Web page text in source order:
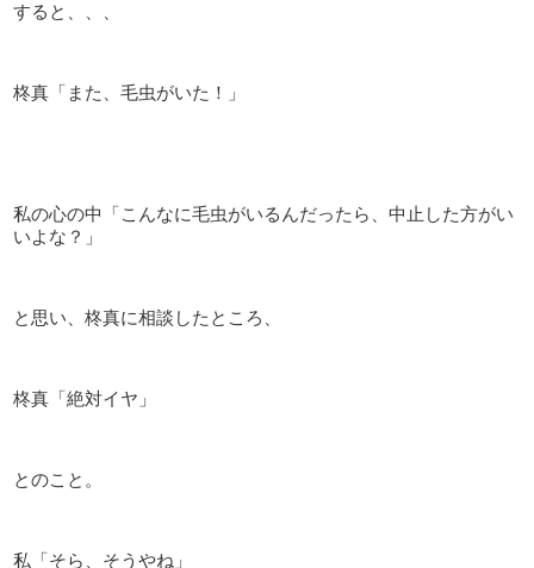
すると、、、
柊真「また、毛虫がいた！」
私の心の中「こんなに毛虫がいるんだったら、中止した方がい
いよな？」
と思い、柊真に相談したところ、
柊真「絶対イヤ」
とのこと。
私「そら、そうやね」